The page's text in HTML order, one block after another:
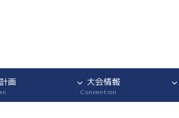
画 大会情報
Convention